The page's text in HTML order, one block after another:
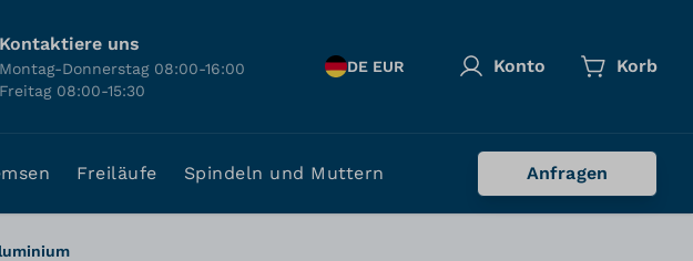
Kontaktiere uns
Montag-Donnerstag 08:00-16:00
Freitag 08:00-15:30
DE EUR Konto Korb
Freiläufe Spindeln und Muttern Anfragen